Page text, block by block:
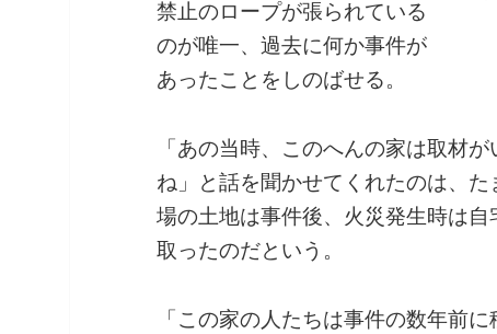
禁止のロープが張られている
のが唯一、過去に何か事件が
あったことをしのばせる。
「あの当時、このへんの家は取材
ね」と話を聞かせてくれたのは、
場の土地は事件後、火災発生時は
取ったのだという。
「この家の人たちは事件の数年前